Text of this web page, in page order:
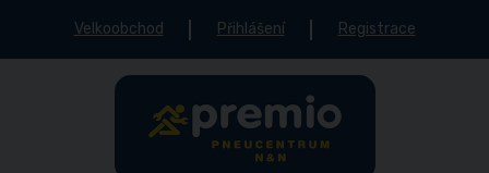
Velkoobchod Přihlášení Registrace